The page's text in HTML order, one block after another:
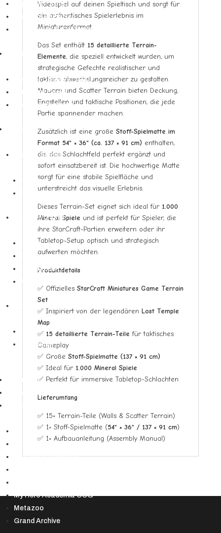
Expansion Sets
Premium Pack Set
Anniversary & Gift Boxen
Yu-Gi-Oh
Booster Displays (YGO)
Structure Decks
Sondercollections
Zubehör
Dragon Shield
Hüllen
Spielmatten
Ultimate Guard
Hüllen
Ordner
Deckboxen
Aufbewahrung
Ultra Pro
Hüllen
Toploader
Riftbound
Starcraft Tabletop
Andere TCGs
Lorcana
Altered TCG
Star Wars Unlimited
My Hero Academia CCG
Metazoo
Grand Archive
Videospiel auf deinen Spieltisch und sorgt für
ein authentisches Spielerlebnis im
Miniaturenformat.
Das Set enthält 15 detaillierte Terrain-
Elemente, die speziell entwickelt wurden, um
strategische Gefechte realistischer und
taktisch abwechslungsreicher zu gestalten.
Mauern und Scatter Terrain bieten Deckung,
Engstellen und taktische Positionen, die jede
Partie spannender machen.
Zusätzlich ist eine große Stoff-Spielmatte im
Format 54" × 36" (ca. 137 × 91 cm) enthalten,
die das Schlachtfeld perfekt ergänzt und
sofort einsatzbereit ist. Die hochwertige Matte
sorgt für eine stabile Spielfläche und
unterstreicht das visuelle Erlebnis.
Dieses Terrain-Set eignet sich ideal für 1.000
Mineral Spiele und ist perfekt für Spieler, die
ihre StarCraft-Partien erweitern oder ihr
Tabletop-Setup optisch und strategisch
aufwerten möchten.
Produktdetails
✅ Offizielles StarCraft Miniatures Game Terrain
Set
✅ Inspiriert von der legendären Lost Temple
Map
✅ 15 detaillierte Terrain-Teile für taktisches
Gameplay
✅ Große Stoff-Spielmatte (137 × 91 cm)
✅ Ideal für 1.000 Mineral Spiele
✅ Perfekt für immersive Tabletop-Schlachten
Lieferumfang
✅ 15× Terrain-Teile (Walls & Scatter Terrain)
✅ 1× Stoff-Spielmatte (54" × 36" / 137 × 91 cm)
✅ 1× Aufbauanleitung (Assembly Manual)